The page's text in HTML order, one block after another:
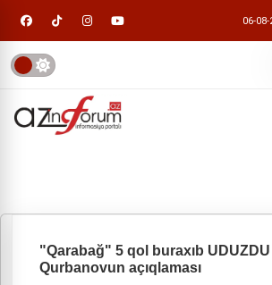
06-
"Qarabağ" 5 qol buraxıb
Qurbanovun açıqlaması